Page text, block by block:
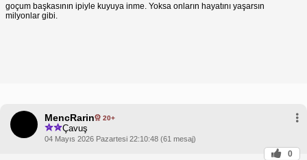
goçum başkasının ipiyle kuyuya inme. Yoksa onların hayatını yaşarsın
milyonlar gibi.
MencRarin 20+
Çavuş
04 Mayıs 2026 Pazartesi 22:10:48 (61 mesaj)
0